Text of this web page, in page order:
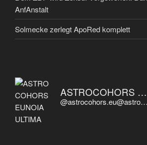
AnfAnstalt
Solmecke zerlegt ApoRed komplett
ASTROCOHORS EUNOIA ULTIMA
@astrocohors.eu@astrocohors.eu